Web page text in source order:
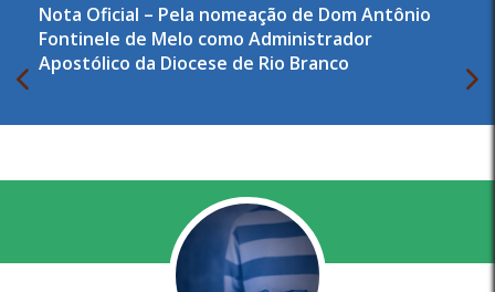
Nota Oficial – Pela nomeação de Dom Antônio
Fontinele de Melo como Administrador
Apostólico da Diocese de Rio Branco